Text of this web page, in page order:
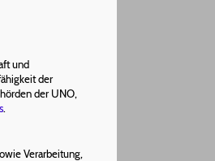
und
der
der UNO,
.
Verarbeitung,